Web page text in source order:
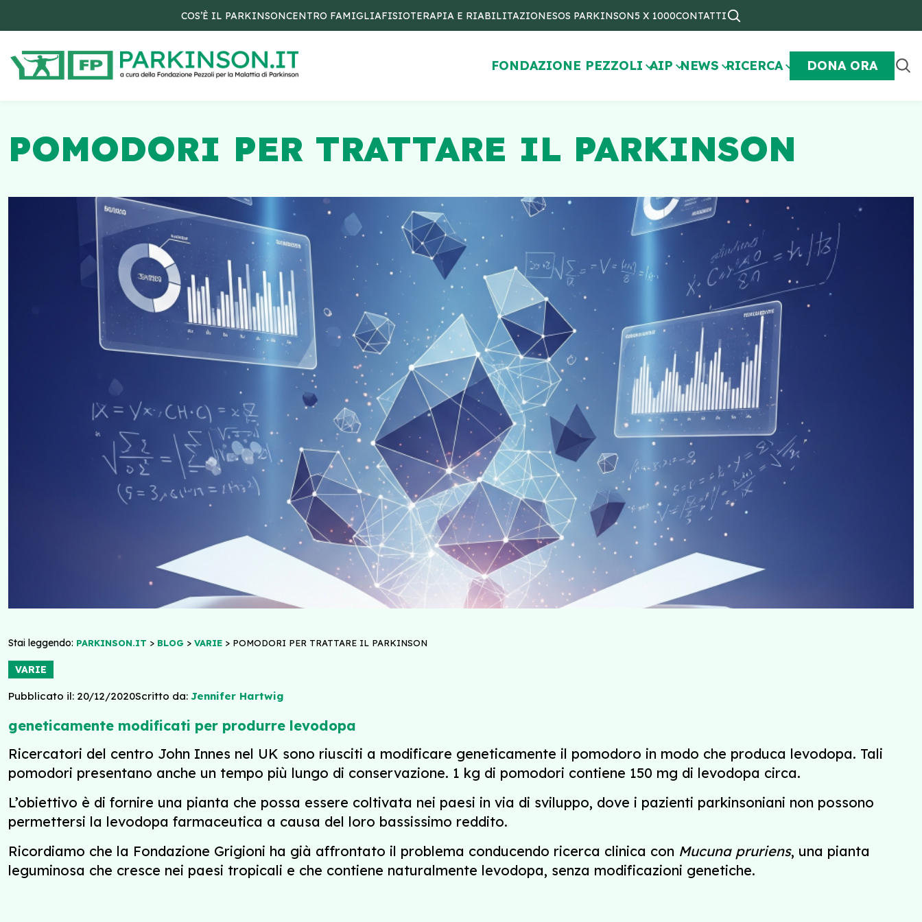
COS’È IL PARKINSONCENTRO FAMIGLIAFISIOTERAPIA E RIABILITAZIONESOS PARKINSON5 X 1000CONTATTI
FONDAZIONE PEZZOLI AIP NEWS RICERCA DONA ORA
POMODORI PER TRATTARE IL PARKINSON
Stai leggendo: PARKINSON.IT > BLOG > VARIE > POMODORI PER TRATTARE IL PARKINSON
VARIE
Pubblicato il: 20/12/2020Scritto da: Jennifer Hartwig
geneticamente modificati per produrre levodopa
Ricercatori del centro John Innes nel UK sono riusciti a modificare geneticamente il pomodoro in modo che produca levodopa. Tali
pomodori presentano anche un tempo più lungo di conservazione. 1 kg di pomodori contiene 150 mg di levodopa circa.
L’obiettivo è di fornire una pianta che possa essere coltivata nei paesi in via di sviluppo, dove i pazienti parkinsoniani non possono
permettersi la levodopa farmaceutica a causa del loro bassissimo reddito.
Ricordiamo che la Fondazione Grigioni ha già affrontato il problema conducendo ricerca clinica con Mucuna pruriens, una pianta
leguminosa che cresce nei paesi tropicali e che contiene naturalmente levodopa, senza modificazioni genetiche.